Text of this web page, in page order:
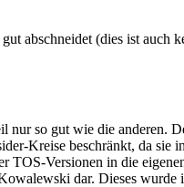
(dies ist auch
so gut wie die anderen.
Kreise beschränkt, da
Versionen in die
dar. Dieses wurde